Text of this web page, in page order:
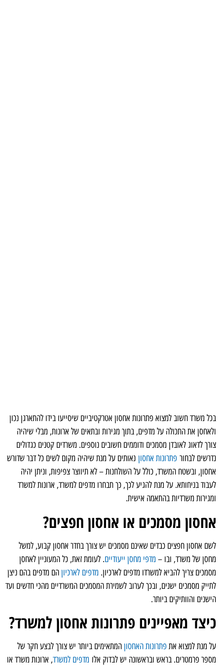
בכל משרד חשוב למצוא פתרונות אחסון אטרקטיביים שיסייעו בידו להתארגן נכון
ולאחסן את התכולה על מדפים, בתוך מגירות ובתאים של ארונות, מבלי שיהיה
צורך לדאוג לאובדן מסמכים ודוממים חשובים נוספים. משרדים קטנים כגדולים
נדרשים לבחור פתרונות אחסון נאותים על מנת שיהיה מקום לשים כל דבר שדורש
אחסון, ובשטח המשרד, כולל על השולחנות – לא תיווצר צפיפות, וניתן יהיה
לעבוד בניחותא. על מנת להגיע לכך, כך תבחרו מדפים למשרד, ארונות למשרד
ומגירות משרדיות בהתאמה אישית.
אחסון מסמכים או אחסון חפצים?
לשם אחסון חפצים כבדים שאינם מסמכים יש צורך בחדר אחסון קבוע, למשל
מחסן של משרד, ובו – מדפי מחסן ייעודיים. לעומת זאת, כל המעוניין לאחסן
מסמכים צריך להביא למשרדו מדפים לארכיון. מדפים לארכיון הם מדפים בהם ניצן
לתייק מסמכים ישנים, ובכך לערוב לשמירת המסמכים המשרדיים מהכי חדשים ועד
הישנים והוותיקים ביותר.
כיצד מאפיינים פתרונות אחסון למשרד?
על מנת למצוא אתפתרונות האחסון המתאימים ביותר יש צורך לבצע חקר של
מספר פרמטרים. בראש ובראשונה יש לבדוק אלו מדפים למשרד, ארונות משרד או